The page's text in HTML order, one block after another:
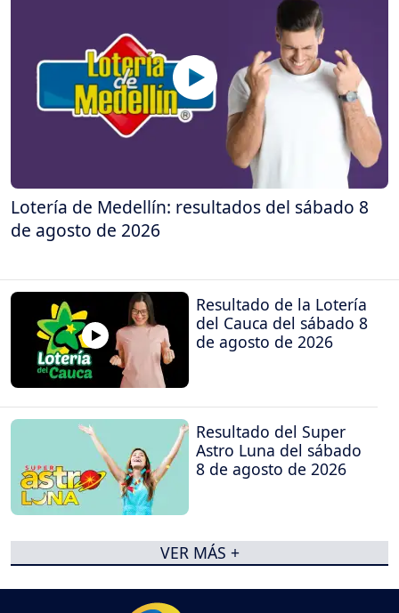
Lotería de Medellín: resultados del sábado 8
de agosto de 2026
Resultado de la Lotería
del Cauca del sábado 8
de agosto de 2026
Resultado del Super
Astro Luna del sábado
8 de agosto de 2026
VER MÁS +